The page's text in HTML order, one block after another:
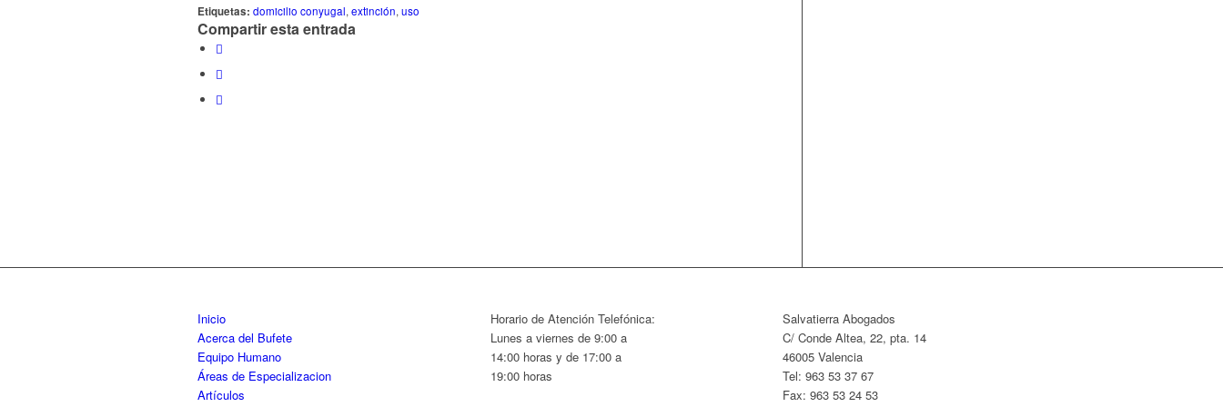
Etiquetas: domicilio conyugal, extinción, uso
Compartir esta entrada
Inicio
Acerca del Bufete
Equipo Humano
Áreas de Especializacion
Artículos
Horario de Atención Telefónica:
Lunes a viernes de 9:00 a
14:00 horas y de 17:00 a
19:00 horas
Salvatierra Abogados
C/ Conde Altea, 22, pta. 14
46005 Valencia
Tel: 963 53 37 67
Fax: 963 53 24 53